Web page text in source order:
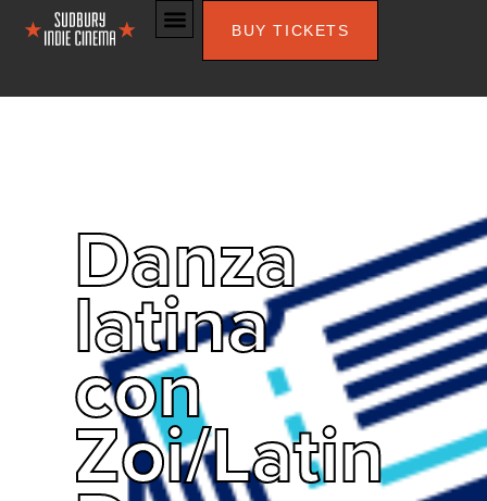
BUY TICKETS
Danza
latina
con
Zoi/Latin